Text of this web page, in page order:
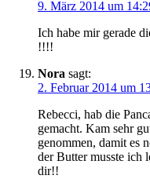
9. März 2014 um
Ich habe mir gerade
!!!!
Nora sagt:
2. Februar 2014 um
Rebecci, hab die
gemacht. Kam sehr
genommen, damit es
der Butter musste ich
dir!!